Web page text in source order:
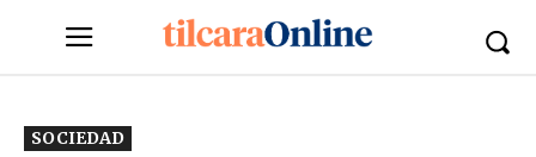
SOCIEDAD